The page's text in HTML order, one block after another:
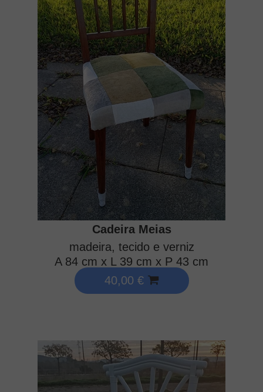
Cadeira Meias
madeira, tecido e verniz
A 84 cm x L 39 cm x P 43 cm
40,00 €